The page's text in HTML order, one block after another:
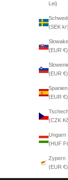
Lei)
(SEK kr)
(EUR €)
(EUR €)
Spanien
(EUR €)
(CZK
Ungarn
(HUF
Zypern
(EUR €)